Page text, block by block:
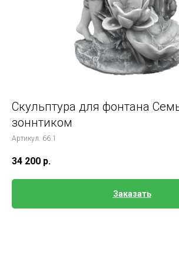
Скульптура для фонтана
зоннтиком
Артикул: 66.1
34 200 р.
Заказать